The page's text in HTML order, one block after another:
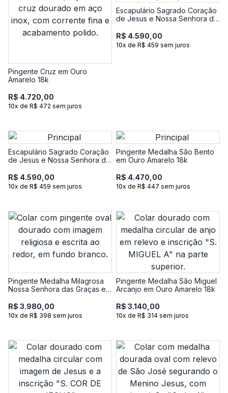
Pingente Cruz em Ouro
Amarelo 18k
R$ 4.720,00
10x de R$ 472 sem juros
Escapulário Sagrado Coração
de Jesus e Nossa Senhora do
R$ 4.590,00
10x de R$ 459 sem juros
Escapulário Sagrado Coração
de Jesus e Nossa Senhora do
R$ 4.590,00
10x de R$ 459 sem juros
Pingente Medalha São Bento
em Ouro Amarelo 18k
R$ 4.470,00
10x de R$ 447 sem juros
Pingente Medalha Milagrosa
Nossa Senhora das Graças em
R$ 3.980,00
10x de R$ 398 sem juros
Pingente Medalha São Miguel
Arcanjo em Ouro Amarelo 18k
R$ 3.140,00
10x de R$ 314 sem juros